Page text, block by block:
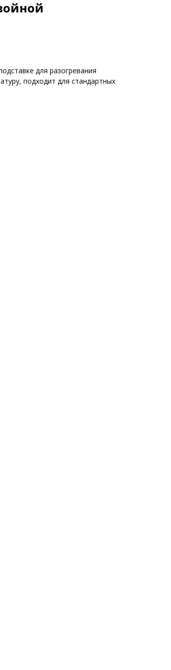
для разогревания
подходит для стандартных